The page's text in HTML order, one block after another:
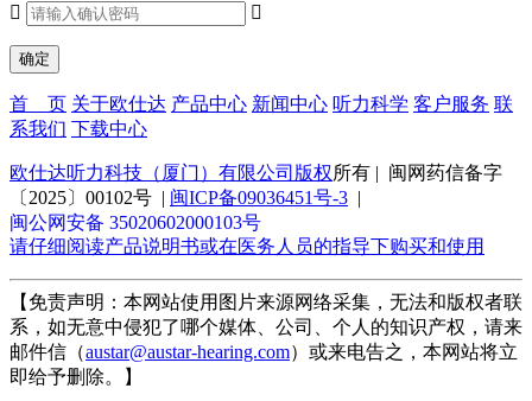
 
首 页 关于欧仕达 产品中心 新闻中心 听力科学 客户服务 联
系我们 下载中心
欧仕达听力科技（厦门）有限公司版权所有 | 闽网药信备字
〔2025〕00102号 | 闽ICP备09036451号-3 |
闽公网安备 35020602000103号
请仔细阅读产品说明书或在医务人员的指导下购买和使用
【免责声明：本网站使用图片来源网络采集，无法和版权者联
系，如无意中侵犯了哪个媒体、公司、个人的知识产权，请来
邮件信（austar@austar-hearing.com）或来电告之，本网站将立
即给予删除。】